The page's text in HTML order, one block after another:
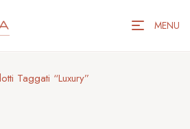
MENU
Taggati “luxury”